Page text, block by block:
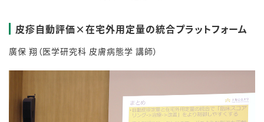
皮疹自動評価×在宅外用定量の統合プラットフォーム
廣保 翔（医学研究科 皮膚病態学 講師）